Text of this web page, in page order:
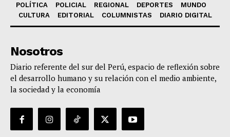
POLÍTICA POLICIAL REGIONAL DEPORTES
MUNDO
CULTURA
EDITORIAL COLUMNISTAS DIARIO DIGITAL
Nosotros
Diario referente del sur del Perú, espacio de reflexión sobre
el desarrollo humano y su relación con el medio ambiente,
la sociedad y la economía